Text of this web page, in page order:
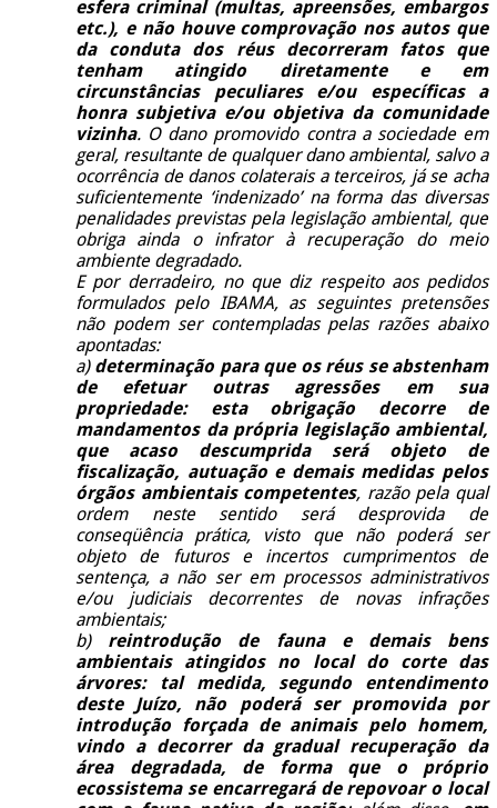
esfera criminal (multas, apreensões, embargos
etc.), e não houve comprovação nos autos que
da conduta dos réus decorreram fatos que
tenham atingido diretamente e em
circunstâncias peculiares e/ou específicas a
honra subjetiva e/ou objetiva da comunidade
vizinha. O dano promovido contra a sociedade em
geral, resultante de qualquer dano ambiental, salvo a
ocorrência de danos colaterais a terceiros, já se acha
suficientemente ‘indenizado’ na forma das diversas
penalidades previstas pela legislação ambiental, que
obriga ainda o infrator à recuperação do meio
ambiente degradado.
E por derradeiro, no que diz respeito aos pedidos
formulados pelo IBAMA, as seguintes pretensões
não podem ser contempladas pelas razões abaixo
apontadas:
a) determinação para que os réus se abstenham
de efetuar outras agressões em sua
propriedade: esta obrigação decorre de
mandamentos da própria legislação ambiental,
que acaso descumprida será objeto de
fiscalização, autuação e demais medidas pelos
órgãos ambientais competentes, razão pela qual
ordem neste sentido será desprovida de
conseqüência prática, visto que não poderá ser
objeto de futuros e incertos cumprimentos de
sentença, a não ser em processos administrativos
e/ou judiciais decorrentes de novas infrações
ambientais;
b) reintrodução de fauna e demais bens
ambientais atingidos no local do corte das
árvores: tal medida, segundo entendimento
deste Juízo, não poderá ser promovida por
introdução forçada de animais pelo homem,
vindo a decorrer da gradual recuperação da
área degradada, de forma que o próprio
ecossistema se encarregará de repovoar o local